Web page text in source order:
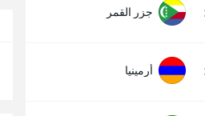
جزر القمر
أرمينيا